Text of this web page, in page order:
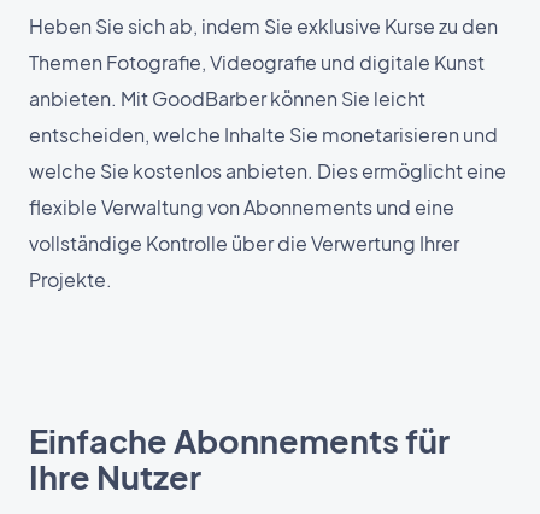
Heben Sie sich ab, indem Sie exklusive Kurse zu den
Themen Fotografie, Videografie und digitale Kunst
anbieten. Mit GoodBarber können Sie leicht
entscheiden, welche Inhalte Sie monetarisieren und
welche Sie kostenlos anbieten. Dies ermöglicht eine
flexible Verwaltung von Abonnements und eine
vollständige Kontrolle über die Verwertung Ihrer
Projekte.
Einfache Abonnements für
Ihre Nutzer